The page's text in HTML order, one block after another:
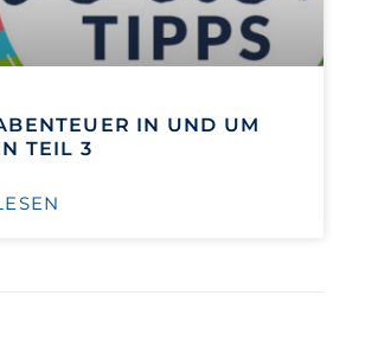
IN UND UM
TEIL 3